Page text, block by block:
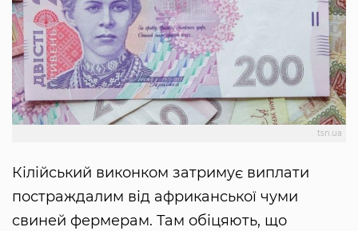
tsn.ua
Кілійський виконком затримує виплати
постраждалим від африканської чуми
свиней фермерам. Там обіцяють, що